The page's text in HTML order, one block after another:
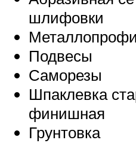
шлифовки
Подвесы
Саморезы
Шпаклевка
финишная
Грунтовка